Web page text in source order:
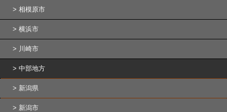
相模原市
横浜市
川崎市
中部地方
新潟県
新潟市